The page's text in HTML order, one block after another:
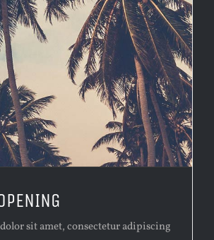
sit amet, consectetur adipiscing